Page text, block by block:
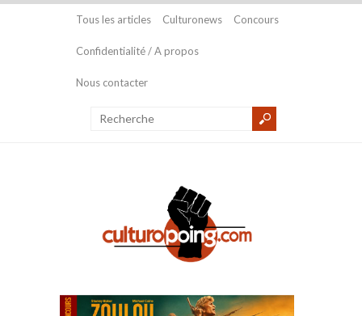
Tous les articles Culturonews Concours
Confidentialité / A propos
Nous contacter